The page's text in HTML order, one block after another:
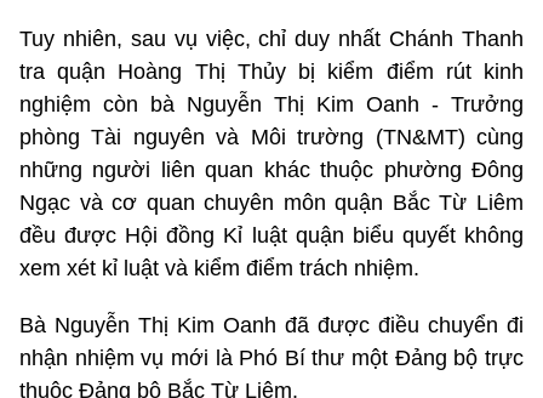
Tuy nhiên, sau vụ việc, chỉ duy nhất Chánh Thanh
tra quận Hoàng Thị Thủy bị kiểm điểm rút kinh
nghiệm còn bà Nguyễn Thị Kim Oanh - Trưởng
phòng Tài nguyên và Môi trường (TN&MT) cùng
những người liên quan khác thuộc phường Đông
Ngạc và cơ quan chuyên môn quận Bắc Từ Liêm
đều được Hội đồng Kỉ luật quận biểu quyết không
xem xét kỉ luật và kiểm điểm trách nhiệm.
Bà Nguyễn Thị Kim Oanh đã được điều chuyển đi
nhận nhiệm vụ mới là Phó Bí thư một Đảng bộ trực
thuộc Đảng bộ Bắc Từ Liêm.